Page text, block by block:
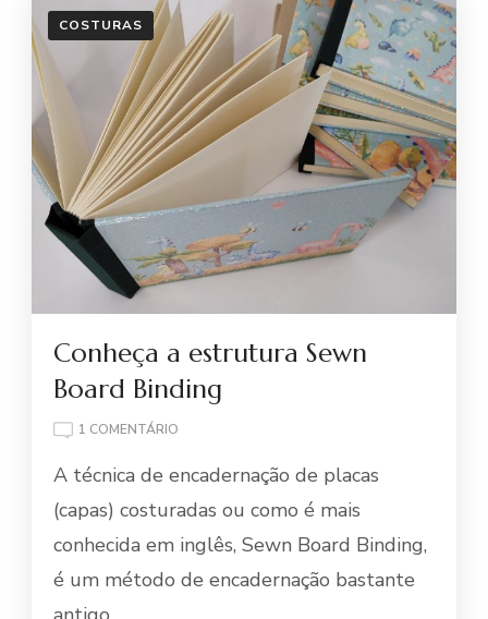
COSTURAS
Conheça a estrutura Sewn
Board Binding
1 COMENTÁRIO
A
SEWN
BOARD
A técnica de encadernação de placas
(capas) costuradas ou como é mais
conhecida em inglês, Sewn Board Binding,
é um método de encadernação bastante